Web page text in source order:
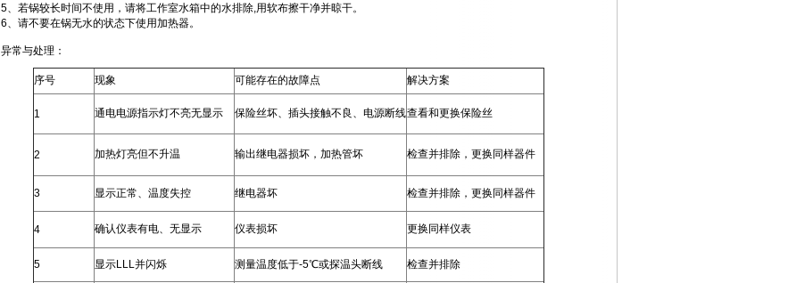
5、若锅较长时间不使用，请将工作室水箱中的水排除,用软布擦干净并晾干。
6、请不要在锅无水的状态下使用加热器。
异常与处理：
序号 现象 可能存在的故障点 解决方案
1 通电电源指示灯不亮无显示 保险丝坏、插头接触不良、电源断线查看和更换保险丝
2 加热灯亮但不升温 输出继电器损坏，加热管坏 检查并排除，更换同样器件
3 显示正常、温度失控 继电器坏 检查并排除，更换同样器件
4 确认仪表有电、无显示 仪表损坏 更换同样仪表
5 显示LLL并闪烁 测量温度低于-5℃或探温头断线 检查并排除